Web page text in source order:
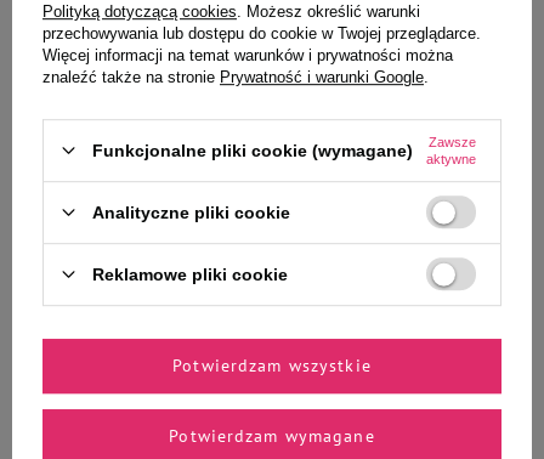
Dolina Noteci Premium
bogata w gęś z jabłkiem zestaw
10 x 500 g
136,90 zł 27,38 zł / kg
- +
Do koszyka
Dolina Noteci Premium
Dolina Noteci Premium Pure
bogata w wołowinę z ryżem
brązowym zestaw 10 x 500 g
24,52 zł / kg
- +
Do koszyka
Polityką dotyczącą cookies . Możesz określić warunki
przechowywania lub dostępu do cookie w Twojej przeglądarce.
Więcej informacji na temat warunków i prywatności można
znaleźć także na stronie Prywatność i warunki Google
Funkcjonalne pliki cookie (wymagane)
Zawsze
aktywne
Analityczne pliki cookie
Reklamowe pliki cookie
Potwierdzam wymagane
Potwierdzam wszystkie